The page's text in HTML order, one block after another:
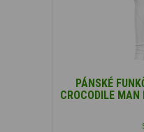
PÁNSKÉ
CROCODILE